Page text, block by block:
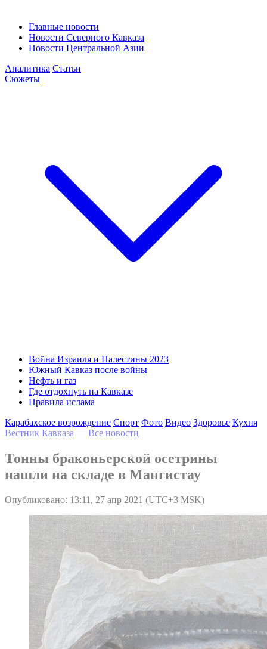
Главные новости
Новости Северного Кавказа
Новости Центральной Азии
Аналитика Статьи
Сюжеты
Война Израиля и Палестины 2023
Южный Кавказ после войны
Нефть и газ
Где отдохнуть на Кавказе
Правила ислама
Карабахское возрождение Спорт Фото Видео Здоровье Кухня
Вестник Кавказа — Все новости
Тонны браконьерской осетрины
нашли на складе в Мангистау
Опубликовано: 13:11, 27 апр 2021 (UTC+3 MSK)